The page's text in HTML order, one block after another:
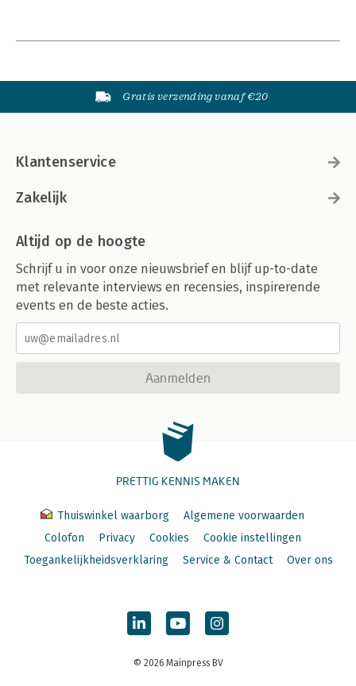
Gratis verzending vanaf €20
Klantenservice
Zakelijk
Altijd op de hoogte
Schrijf u in voor onze nieuwsbrief en blijf up-to-date
met relevante interviews en recensies, inspirerende
events en de beste acties.
Aanmelden
PRETTIG KENNIS MAKEN
Thuiswinkel waarborg
Algemene voorwaarden
Colofon
Privacy Cookies
Cookie instellingen
Toegankelijkheidsverklaring
Service & Contact Over ons
© 2026 Mainpress BV